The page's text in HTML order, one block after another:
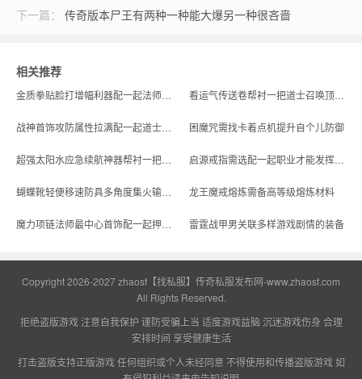
下一篇： 传奇版本尸王有两种一种能大爆另一种很吝啬
相关推荐
金质拳贴脸打增幅利器配一起法师幻影分身技能战力翻一倍 看运气传送卷帮衬一把道士召唤顶级神兽
战神首饰攻防属性拉满配一起道士打出强势进攻模式 困魔咒需找卡着点机提升自个儿防御
超强太阳水应急续航神器帮衬一把中降魔洞窟平稳过关 启源戒指需选配一起职业才能发挥用处
蝴蝶靴轻便移速防具多角度集火输出必须带利器 龙王魔戒熔炼需备高等级熔炼材料
魔力项链法师最中心首饰配一起押镖玩法兼顾输出续航 雷霆战甲男关联多样游戏剧情的装备
Copyright 2026-2027zhaosf【找私服】传奇私服发布网-www.zhaosf.com
All Rights Reserved.
拒绝盗版游戏 注意自我保护 谨防受骗上当 适度游戏益脑 沉迷游戏伤身 合理
安排时间 享受健康生活
打击盗版支持正版游戏 任何组织或个人未经同意 不得使用和传播盗版游戏 如